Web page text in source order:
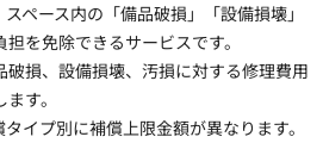
ペース内の「備品破損」「設備損壊」
担を免除できるサービスです。
破損、設備損壊、汚損に対する修理費用
す。
イプ別に補償上限金額が異なります。